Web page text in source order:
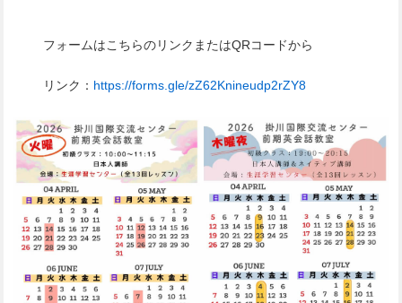
フォームはこちらのリンクまたはQRコードから
リンク： https://forms.gle/zZ62Knineudp2rZY8